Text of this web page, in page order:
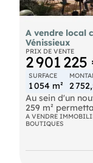
A vendre local
Vénissieux
PRIX DE VENTE
2 901 225
SURFACE
1 054 m² 2
Au sein d'un
259 m²
restaurant,
la location, un
restauration
m² comprenant
Ce local
A VENDRE
BOUTIQUES